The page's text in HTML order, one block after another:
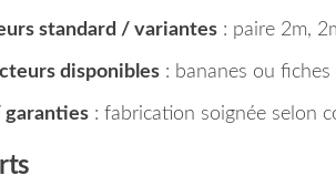
standard / variantes: paire 2m,
disponibles: bananes ou fiches
garanties: fabrication soignée selon